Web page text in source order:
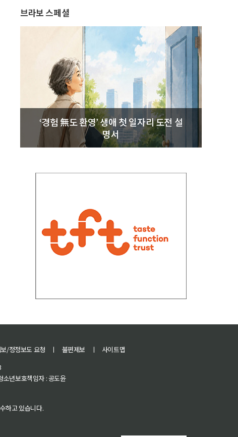
브라보 스페셜
‘경험 無도 환영’ 생애 첫 일자리 도전 설
명서
/정정보도 요청 ㅣ 불편제보 ㅣ
사이트맵
소년보호책임자 : 공도윤
하고 있습니다.